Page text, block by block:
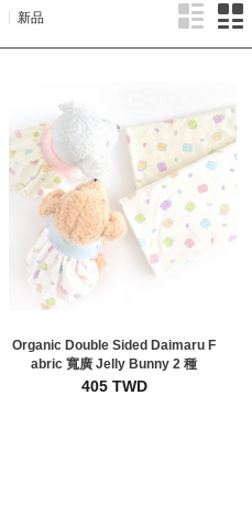
新品
Organic Double Sided Daimaru F
abric 寬廣 Jelly Bunny 2 種
405 TWD